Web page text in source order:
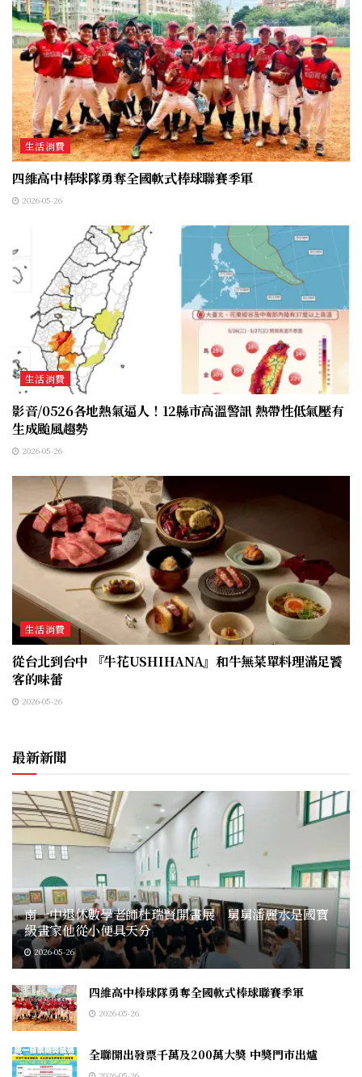
生活消費
四維高中棒球隊勇奪全國軟式棒球聯賽季軍
2026-05-26
生活消費
影音/0526各地熱氣逼人！12縣市高溫警訊 熱帶性低氣壓有
生成颱風趨勢
2026-05-26
生活消費
從台北到台中 『牛花USHIHANA』和牛無菜單料理滿足饕
客的味蕾
2026-05-26
最新新聞
南一中退休數學老師杜瑞賢開畫展 舅舅潘麗水是國寶
級畫家他從小便具天分
2026-05-26
四維高中棒球隊勇奪全國軟式棒球聯賽季軍
2026-05-26
全聯開出發票千萬及200萬大獎 中獎門市出爐